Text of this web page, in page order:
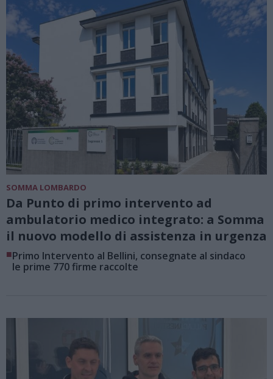
SOMMA LOMBARDO
Da Punto di primo intervento ad
ambulatorio medico integrato: a Somma
il nuovo modello di assistenza in urgenza
■Primo Intervento al Bellini, consegnate al sindaco
le prime 770 firme raccolte